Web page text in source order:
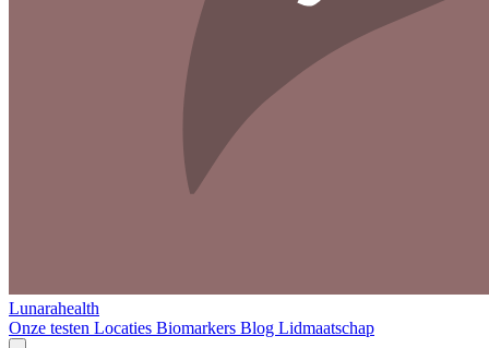
Lunarahealth
Onze testen Locaties Biomarkers Blog Lidmaatschap